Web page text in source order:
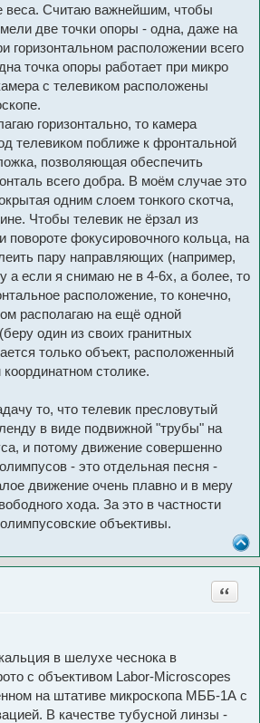
веса. Считаю важнейшим, чтобы
две точки опоры - одна, даже на
горизонтальном расположении всего
точка опоры работает при микро
с телевиком расположены
горизонтально, то камера
телевиком поближе к фронтальной
позволяющая обеспечить
всего добра. В моём случае это
одним слоем тонкого скотча,
Чтобы телевик не ёрзал из
повороте фокусировочного кольца, на
пару направляющих (например,
а если я снимаю не в 4-6х, а более, то
расположение, то конечно,
располагаю на ещё одной
один из своих гранитных
только объект, расположенный
столике.
то, что телевик пресловутый
в виде подвижной "трубы" на
и потому движение совершенно
- это отдельная песня -
движение очень плавно и в меру
хода. За это в частности
объективы.
Цитата
в шелухе чеснока в
с объективом Labor-Microscopes
на штативе микроскопа МББ-1А с
В качестве тубусной линзы -